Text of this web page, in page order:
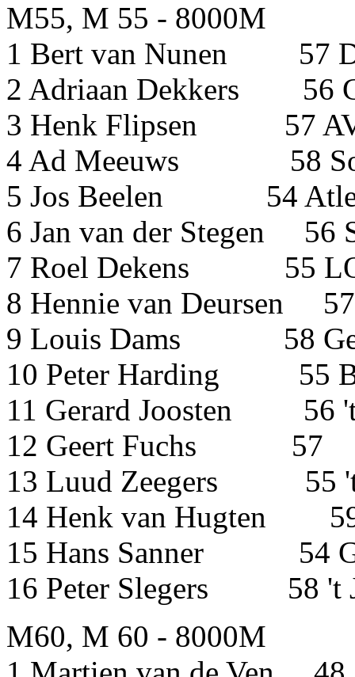
M55, M 55 - 8000M
1 Bert van Nunen
2 Adriaan Dekkers
3 Henk Flipsen 57
4 Ad Meeuws 58
5 Jos Beelen 54
6 Jan van der
7 Roel Dekens
8 Hennie van
9 Louis Dams 58
10 Peter Harding
11 Gerard Joosten 56
12 Geert
13 Luud Zeegers 55
14 Henk van Hugten
15 Hans Sanner 54
16 Peter Slegers 58
M60, M 60 - 8000M